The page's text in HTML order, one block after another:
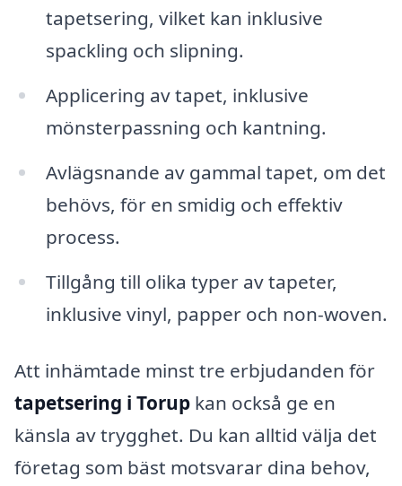
tapetsering, vilket kan inklusive
spackling och slipning.
Applicering av tapet, inklusive
mönsterpassning och kantning.
Avlägsnande av gammal tapet, om det
behövs, för en smidig och effektiv
process.
Tillgång till olika typer av tapeter,
inklusive vinyl, papper och non-woven.
Att inhämtade minst tre erbjudanden för
tapetsering i Torup kan också ge en
känsla av trygghet. Du kan alltid välja det
företag som bäst motsvarar dina behov,